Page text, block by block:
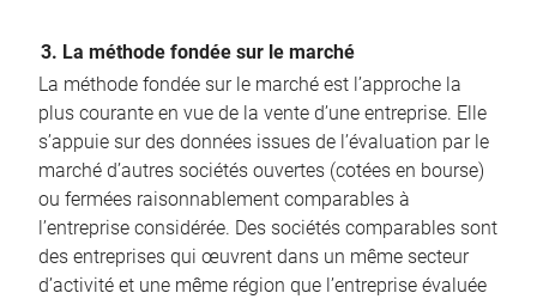
3. La méthode fondée sur le marché
La méthode fondée sur le marché est l’approche la
plus courante en vue de la vente d’une entreprise. Elle
s’appuie sur des données issues de l’évaluation par le
marché d’autres sociétés ouvertes (cotées en bourse)
ou fermées raisonnablement comparables à
l’entreprise considérée. Des sociétés comparables sont
des entreprises qui œuvrent dans un même secteur
d’activité et une même région que l’entreprise évaluée